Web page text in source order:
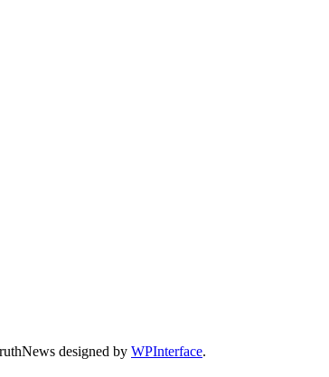
designed by WPInterface.